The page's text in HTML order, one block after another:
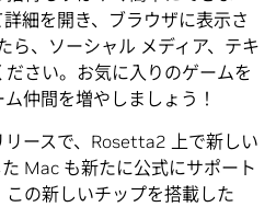
細を開き、ブラウザに表示さ
ら、ソーシャル メディア、テキ
さい。お気に入りのゲームを
仲間を増やしましょう！
ースで、Rosetta2 上で新しい
Mac も新たに公式にサポート
の新しいチップを搭載した